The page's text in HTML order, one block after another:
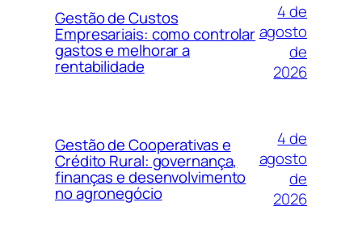
Gestão de Custos
Empresariais: como controlar
gastos e melhorar a
rentabilidade
4 de
agosto
de
2026
Gestão de Cooperativas e
Crédito Rural: governança,
finanças e desenvolvimento
no agronegócio
4 de
agosto
de
2026